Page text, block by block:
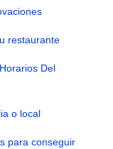
restaurante
Del
o local
para conseguir